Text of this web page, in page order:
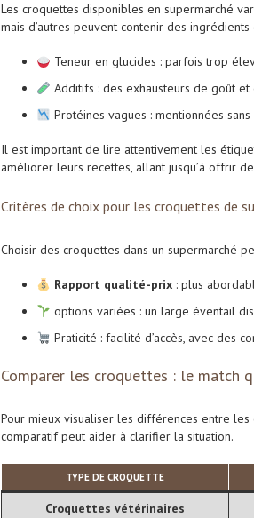
Les croquettes disponibles en supermarché
mais d’autres peuvent contenir des
Teneur en glucides : parfois trop
Additifs : des exhausteurs de goût
Protéines vagues : mentionnées
Il est important de lire attentivement les
améliorer leurs recettes, allant jusqu’à offrir
Critères de choix pour les croquettes de
Choisir des croquettes dans un supermarché
Rapport qualité-prix: plus
options variées : un large éventail
Praticité : facilité d’accès, avec des
Comparer les croquettes : le match
Pour mieux visualiser les différences entre
comparatif peut aider à clarifier la situation.
TYPE DE CROQUETTE
Croquettes vétérinaires